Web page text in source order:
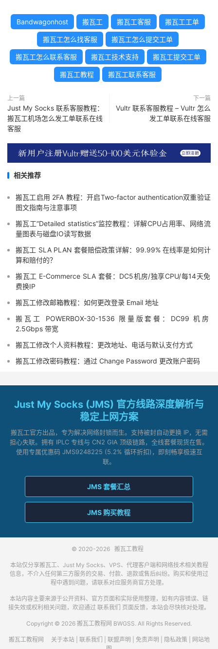
Bandwagonhost 搬瓦工 搬瓦工客服 搬瓦工工单
搬瓦工怎么找客服 搬瓦工怎么提交工单
搬瓦工怎么联系客服 搬瓦工技术支持 搬瓦工提交工单
搬瓦工教程 搬瓦工联系客服
上一篇
Just My Socks 联系客服教程：
搬瓦工机场怎么发工单联系在线
客服
下一篇
Vultr 联系客服教程 – Vultr 怎么
发工单联系在线客服
相关推荐
搬瓦工启用 2FA 教程：开启Two-factor authentication双重验证
图文指南与注意事项
搬瓦工“Detailed statistics”监控教程：详解CPU占用率、网络流
量图表与磁盘IO读写数据
搬瓦工 SLA PLAN 套餐赔偿政策详解：99.99% 在线率是如何计
算和赔付的？
搬瓦工 E-Commerce SLA 套餐：DC5机房/独享CPU/每14天免
费换IP
搬瓦工修改邮箱教程：如何更改登录 Email 地址
搬瓦工 POWERBOX-30-1536 限量版套餐：DC99 机房
2.5Gbps 带宽
搬瓦工修改个人资料教程：更改地址、电话与默认支付方式
搬瓦工修改密码教程：通过 Change Password 更改账户密码
Just My Socks (JMS) 官方线路深度解析与
稳定上网方案
搬瓦工官方出品，专为解决网络封锁而生。支持被封自动更换 IP，无需
担心失联。拥有 IPLC 专线与 CN2 GIA 顶级链路，全线套餐现货在售。
使用专属优惠码 JMS9248225 (5.2% 循环折扣)，即刻畅享极速互
联。
JMS 套餐汇总
JMS 购买教程
© 2020-2026 搬瓦工教程
本站仅分享搬瓦工、Just My Socks、VPS、代理客户端和网络技术相关教程
信息，不介入任何第三方服务的交易、付款、退款或售后纠纷。购买和使用过
程中遇到问题，请联系对应服务商官方处理。
本站内容主要来源于公开资料、官方页面和实际使用整理，如有内容错误、链
接失效或权利相关问题，欢迎通过 联系我们 页面反馈，本站会尽快核对处理。
Copyright © 2026 搬瓦工教程网 BWGSS. All Rights Reserved.
搬瓦工教程网 关于本站| 联系我们 联盟声明 免责声明 隐私政策
网站地